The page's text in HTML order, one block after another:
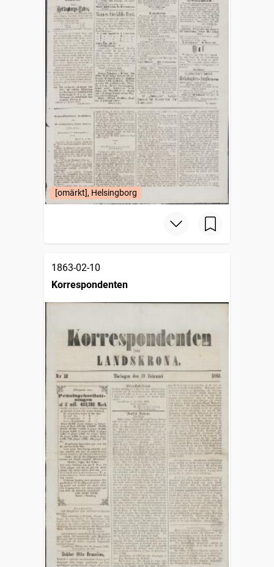
[omärkt], Helsingborg
1863-02-10
Korrespondenten